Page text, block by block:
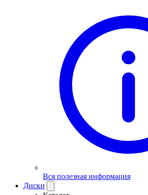
Вся полезная информация
Диски